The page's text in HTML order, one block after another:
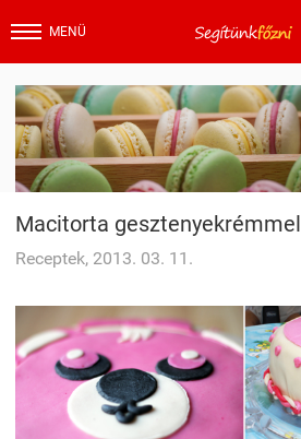
MENÜ
Macitorta gesztenyekrémmel
Receptek, 2013. 03. 11.